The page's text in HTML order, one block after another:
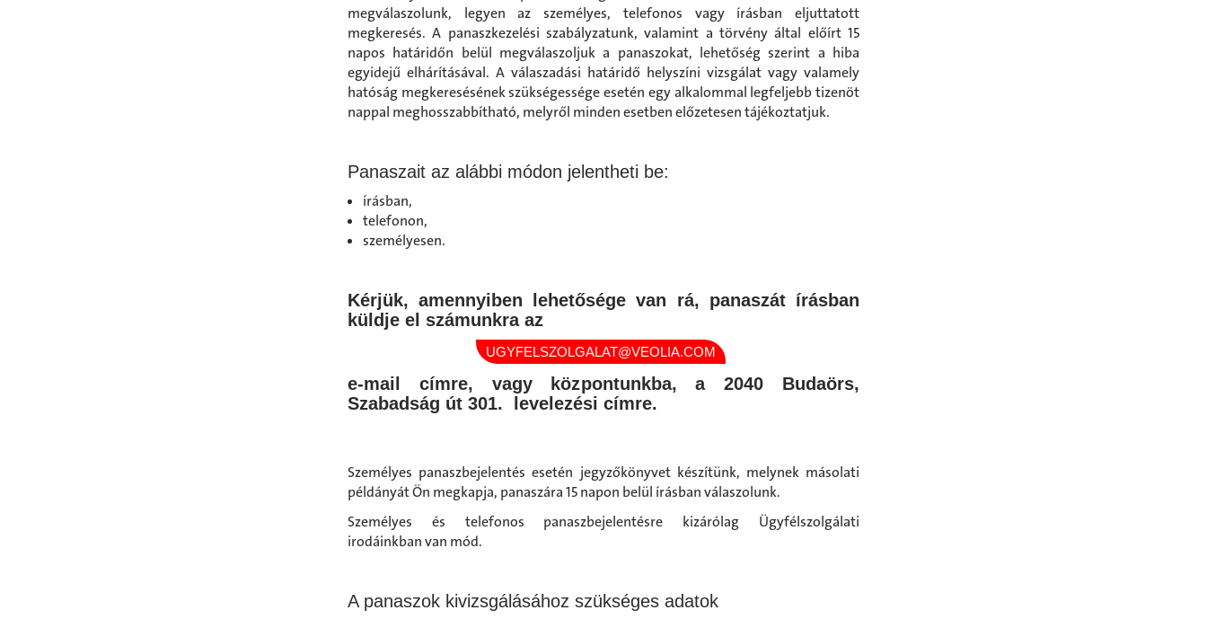
megválaszolunk, legyen az személyes, telefonos vagy írásban eljuttatott
megkeresés. A panaszkezelési szabályzatunk, valamint a törvény által előírt 15
napos határidőn belül megválaszoljuk a panaszokat, lehetőség szerint a hiba
egyidejű elhárításával. A válaszadási határidő helyszíni vizsgálat vagy valamely
hatóság megkeresésének szükségessége esetén egy alkalommal legfeljebb tizenöt
nappal meghosszabbítható, melyről minden esetben előzetesen tájékoztatjuk.
Panaszait az alábbi módon jelentheti be:
írásban,
telefonon,
személyesen.
Kérjük, amennyiben lehetősége van rá, panaszát írásban
küldje el számunkra az
UGYFELSZOLGALAT@VEOLIA.COM
e-mail címre, vagy központunkba, a 2040 Budaörs,
Szabadság út 301. levelezési címre.
Személyes panaszbejelentés esetén jegyzőkönyvet készítünk, melynek másolati
példányát Ön megkapja, panaszára 15 napon belül írásban válaszolunk.
Személyes és telefonos panaszbejelentésre kizárólag Ügyfélszolgálati
irodáinkban van mód.
A panaszok kivizsgálásához szükséges adatok